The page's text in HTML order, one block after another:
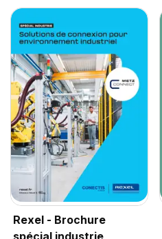
Rexel - Brochure
spécial industrie